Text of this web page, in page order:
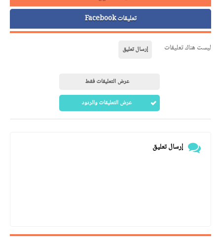
تعليقات Facebook
ليست هناك تعليقات إرسال تعليق
عرض التعليقات فقط
عرض التعليقات والردود
إرسال تعليق